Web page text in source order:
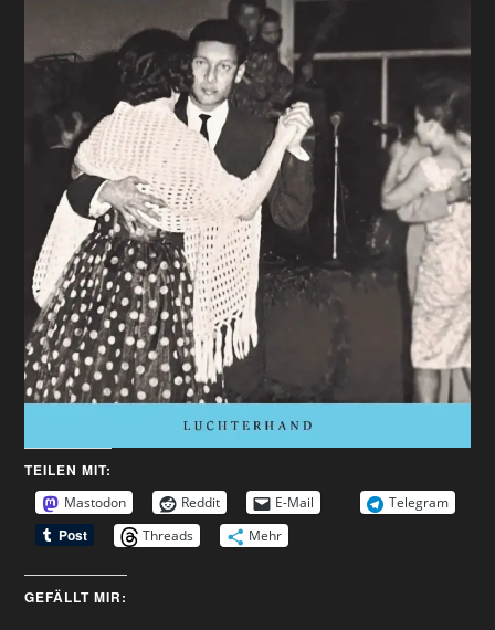
TEILEN MIT:
Mastodon Reddit E-Mail
Telegram
Threads
Mehr
GEFÄLLT MIR: